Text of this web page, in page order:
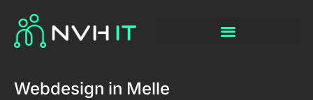
Webdesign in Melle